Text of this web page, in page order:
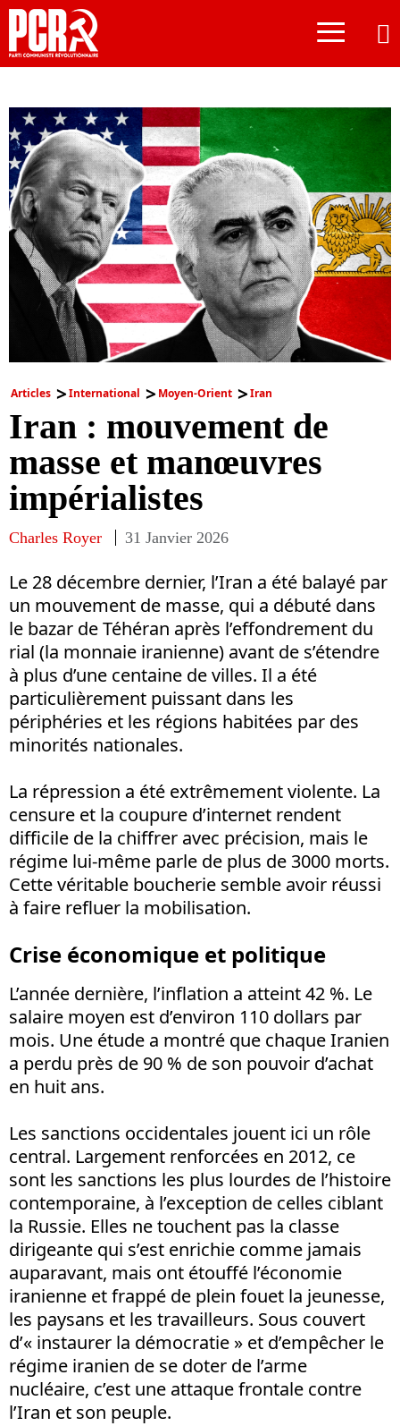
≡
Articles International Moyen-Orient Iran
Iran : mouvement de
masse et manœuvres
impérialistes
Charles Royer 31 Janvier 2026
Le 28 décembre dernier, l’Iran a été balayé par
un mouvement de masse, qui a débuté dans
le bazar de Téhéran après l’effondrement du
rial (la monnaie iranienne) avant de s’étendre
à plus d’une centaine de villes. Il a été
particulièrement puissant dans les
périphéries et les régions habitées par des
minorités nationales.
La répression a été extrêmement violente. La
censure et la coupure d’internet rendent
difficile de la chiffrer avec précision, mais le
régime lui-même parle de plus de 3000 morts.
Cette véritable boucherie semble avoir réussi
à faire refluer la mobilisation.
Crise économique et politique
L’année dernière, l’inflation a atteint 42 %. Le
salaire moyen est d’environ 110 dollars par
mois. Une étude a montré que chaque Iranien
a perdu près de 90 % de son pouvoir d’achat
en huit ans.
Les sanctions occidentales jouent ici un rôle
central. Largement renforcées en 2012, ce
sont les sanctions les plus lourdes de l’histoire
contemporaine, à l’exception de celles ciblant
la Russie. Elles ne touchent pas la classe
dirigeante qui s’est enrichie comme jamais
auparavant, mais ont étouffé l’économie
iranienne et frappé de plein fouet la jeunesse,
les paysans et les travailleurs. Sous couvert
d’« instaurer la démocratie » et d’empêcher le
régime iranien de se doter de l’arme
nucléaire, c’est une attaque frontale contre
l’Iran et son peuple.